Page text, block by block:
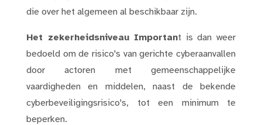
die over het algemeen al beschikbaar zijn.
Het zekerheidsniveau Important is dan weer
bedoeld om de risico's van gerichte cyberaanvallen
door actoren met gemeenschappelijke
vaardigheden en middelen, naast de bekende
cyberbeveiligingsrisico's, tot een minimum te
beperken.